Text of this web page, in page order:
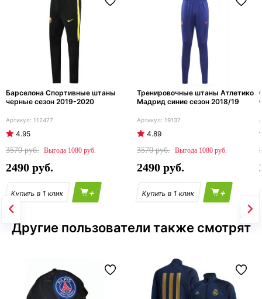
Барселона Спортивные штаны
черные сезон 2019-2020
112477
4.95
3570
1080
2490
+
Тренировочные штаны Атлетико
Мадрид синие сезон 2018/19
19137
4.89
3570
1080
2490
+
Другие пользователи также смотрят